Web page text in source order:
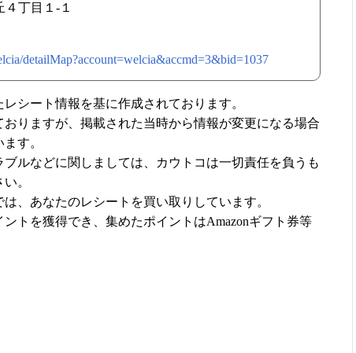
丁目１-１
detailMap?account=welcia&accmd=3&bid=1037
シート情報を基に作成されております。
りますが、掲載された当時から情報が変更になる場合
す。
ルなどに関しましては、カウトコは一切責任を負うも
。
は、あなたのレシートを買い取りしています。
トを獲得でき、集めたポイントはAmazonギフト券等